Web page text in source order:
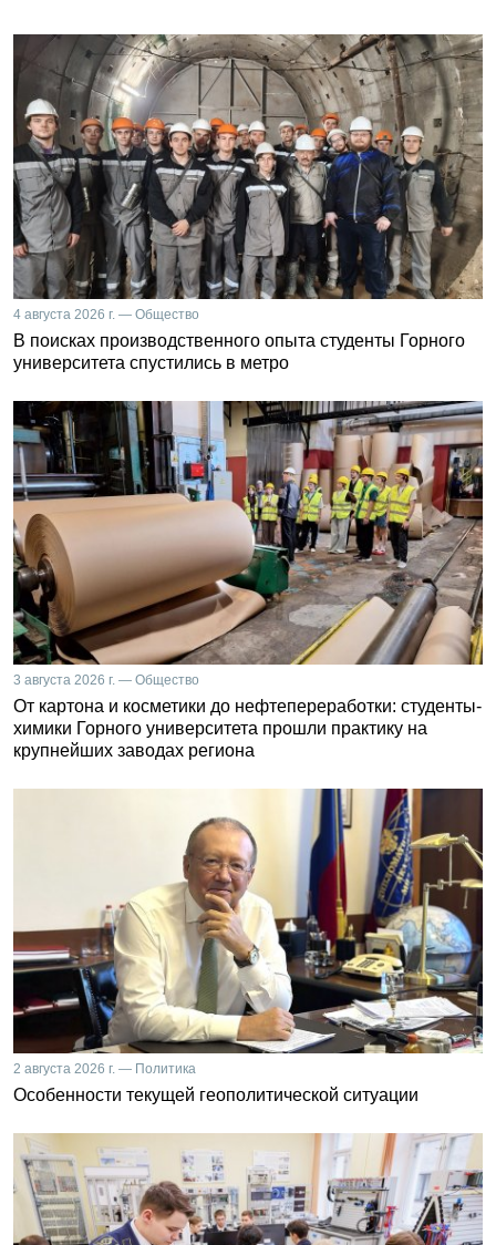
4 августа 2026 г. — Общество
В поисках производственного опыта студенты Горного
университета спустились в метро
3 августа 2026 г. — Общество
От картона и косметики до нефтепереработки: студенты-
химики Горного университета прошли практику на
крупнейших заводах региона
2 августа 2026 г. — Политика
Особенности текущей геополитической ситуации